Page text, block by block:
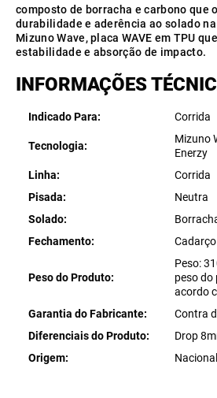
composto de borracha e carbono que
durabilidade e aderência ao solado
Mizuno Wave, placa WAVE em TPU
estabilidade e absorção de impacto.
INFORMAÇÕES
Indicado Para Corrida
Tecnologia
Mizuno
Enerzy
Linha
Corrida
Pisada
Neutra
Solado
Fechamento
Cadarço
Peso do Produto
Peso:
peso do
acordo
Garantia do Fabricante
Contra
Diferenciais do Produto
Drop
Origem
Nacional